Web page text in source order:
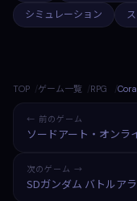
シミュレーション
TOP ゲーム一覧 RPG
← 前のゲーム
ソードアート・オンラ
次のゲーム →
SDガンダム バトルア